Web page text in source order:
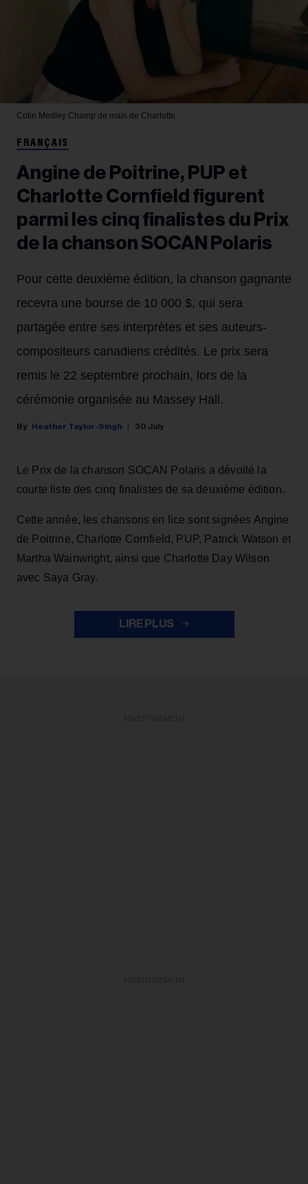
Colin Medley Champ de maïs de Charlotte
FRANÇAIS
Angine de Poitrine, PUP et
Charlotte Cornfield figurent
parmi les cinq finalistes du Prix
de la chanson SOCAN Polaris
Pour cette deuxième édition, la chanson gagnante
recevra une bourse de 10 000 $, qui sera
partagée entre ses interprètes et ses auteurs-
compositeurs canadiens crédités. Le prix sera
remis le 22 septembre prochain, lors de la
cérémonie organisée au Massey Hall.
Heather Taylor-Singh 30 July
Le Prix de la chanson SOCAN Polaris a dévoilé la
courte liste des cinq finalistes de sa deuxième édition.
Cette année, les chansons en lice sont signées Angine
de Poitrine, Charlotte Cornfield, PUP, Patrick Watson et
Martha Wainwright, ainsi que Charlotte Day Wilson
avec Saya Gray.
LIRE PLUS